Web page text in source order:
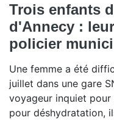
Trois enfants
d'Annecy :
policier
Une femme a été
juillet dans une gare
voyageur inquiet
pour déshydratation,